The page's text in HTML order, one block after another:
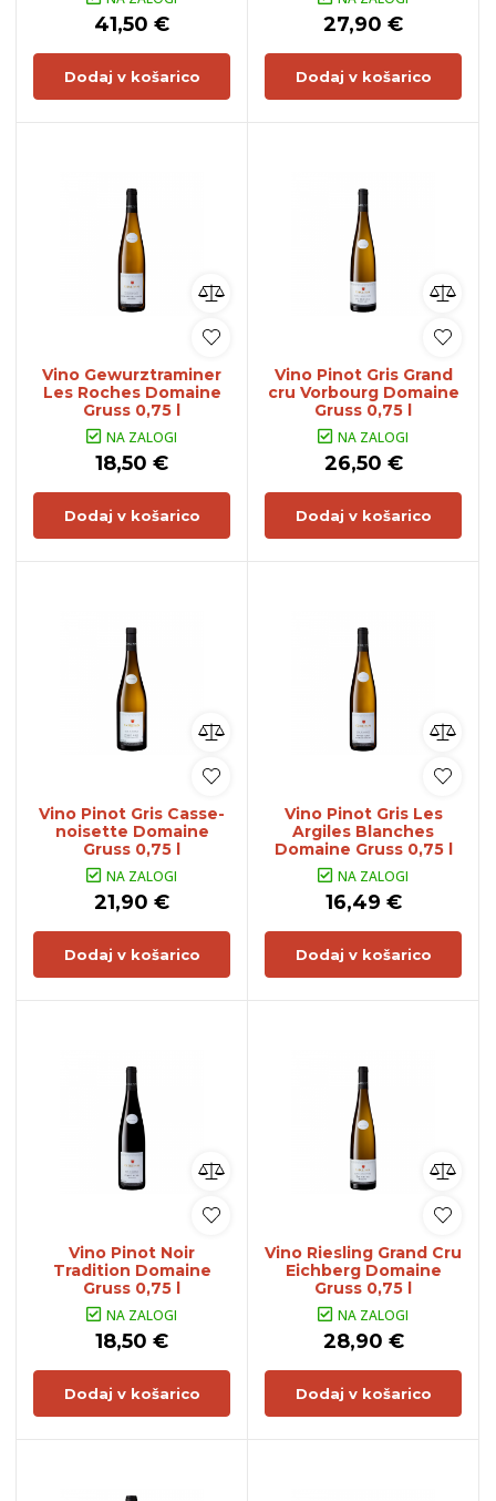
41,50 €
Dodaj v košarico
27,90 €
Dodaj v košarico
Vino Gewurztraminer
Les Roches Domaine
Gruss 0,75 l
NA ZALOGI
18,50 €
Dodaj v košarico
Vino Pinot Gris Grand
cru Vorbourg Domaine
Gruss 0,75 l
NA ZALOGI
26,50 €
Dodaj v košarico
Vino Pinot Gris Casse-
noisette Domaine
Gruss 0,75 l
NA ZALOGI
21,90 €
Dodaj v košarico
Vino Pinot Gris Les
Argiles Blanches
Domaine Gruss 0,75 l
NA ZALOGI
16,49 €
Dodaj v košarico
Vino Pinot Noir
Tradition Domaine
Gruss 0,75 l
NA ZALOGI
18,50 €
Dodaj v košarico
Vino Riesling Grand Cru
Eichberg Domaine
Gruss 0,75 l
NA ZALOGI
28,90 €
Dodaj v košarico